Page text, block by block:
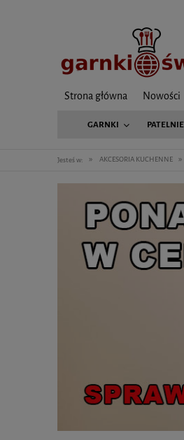
Strona główna Nowości
GARNKI
Jesteś w: » AKCESORIA KUCHENNE »